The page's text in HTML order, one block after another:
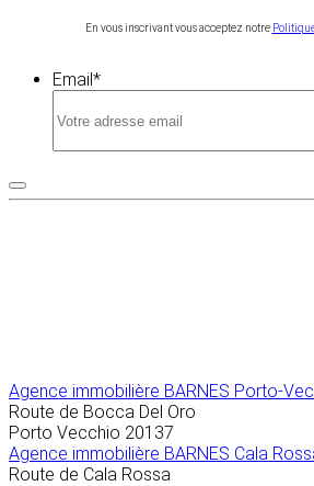
En vous inscrivant vous acceptez notre
Email*
Agence immobilière BARNES Porto-
Route de Bocca Del Oro
Porto Vecchio 20137
Agence immobilière BARNES Cala
Route de Cala Rossa